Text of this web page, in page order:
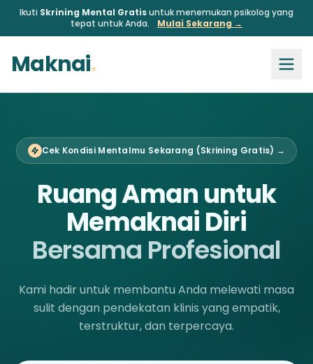
Ikuti Skrining Mental Gratisuntuk menemukan psikolog yang
tepat untuk Anda.
Mulai Sekarang →
Maknai.
Cek Kondisi Mentalmu Sekarang (Skrining Gratis) →
Ruang Aman untuk
Memaknai Diri
Bersama Profesional
Kami hadir untuk membantu Anda melewati masa
sulit dengan pendekatan klinis yang empatik,
terstruktur, dan terpercaya.